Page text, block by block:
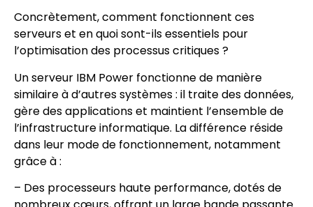
Concrètement, comment fonctionnent ces
serveurs et en quoi sont-ils essentiels pour
l’optimisation des processus critiques ?
Un serveur IBM Power fonctionne de manière
similaire à d’autres systèmes : il traite des données,
gère des applications et maintient l’ensemble de
l’infrastructure informatique. La différence réside
dans leur mode de fonctionnement, notamment
grâce à :
– Des processeurs haute performance, dotés de